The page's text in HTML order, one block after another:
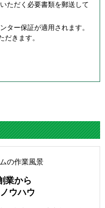
ただく必要書類を郵送して
ター保証が適用されます。
だきます。
業から
ウハウ